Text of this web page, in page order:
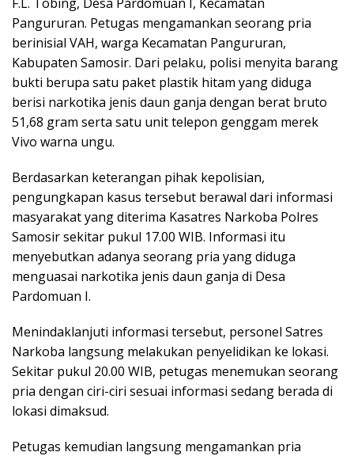
Pangururan. Petugas mengamankan seorang pria
berinisial VAH, warga Kecamatan Pangururan,
Kabupaten Samosir. Dari pelaku, polisi menyita barang
bukti berupa satu paket plastik hitam yang diduga
berisi narkotika jenis daun ganja dengan berat bruto
51,68 gram serta satu unit telepon genggam merek
Vivo warna ungu.
Berdasarkan keterangan pihak kepolisian,
pengungkapan kasus tersebut berawal dari informasi
masyarakat yang diterima Kasatres Narkoba Polres
Samosir sekitar pukul 17.00 WIB. Informasi itu
menyebutkan adanya seorang pria yang diduga
menguasai narkotika jenis daun ganja di Desa
Pardomuan I.
Menindaklanjuti informasi tersebut, personel Satres
Narkoba langsung melakukan penyelidikan ke lokasi.
Sekitar pukul 20.00 WIB, petugas menemukan seorang
pria dengan ciri-ciri sesuai informasi sedang berada di
lokasi dimaksud.
Petugas kemudian langsung mengamankan pria